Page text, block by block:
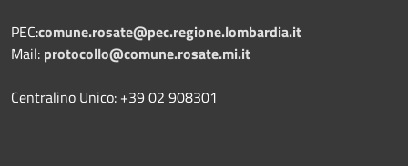
PEC:comune.rosate@pec.regione.lombardia.it
Mail: protocollo@comune.rosate.mi.it
Centralino Unico: +39 02 908301